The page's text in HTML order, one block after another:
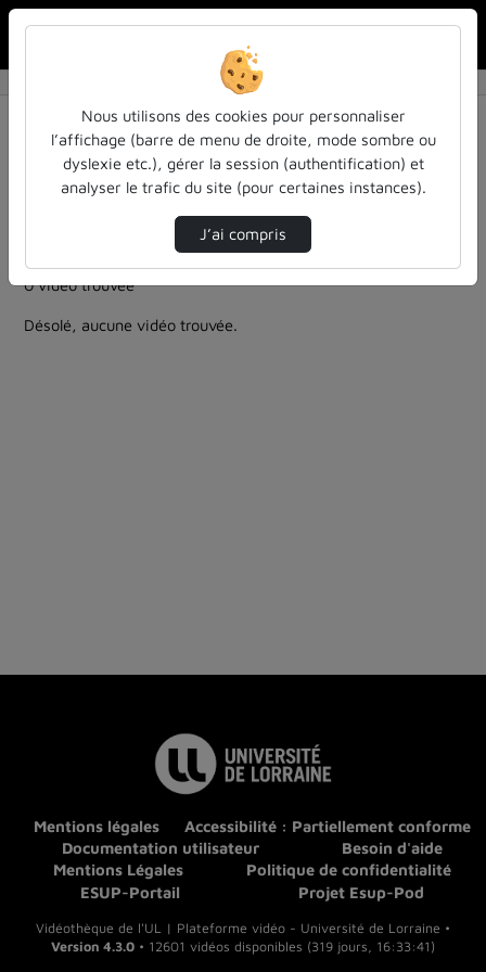
Résultats de la recherche
Filtres actifs (cliquer pour en retirer) :
culture-sciences-et-societe
bibliotheques-universitaires
teasers
bibliotheques-universitaires
0 vidéo trouvée
Désolé, aucune vidéo trouvée.
Mentions légales
Accessibilité : Partiellement conforme
Documentation utilisateur
Besoin d'aide
Mentions Légales
Politique de confidentialité
ESUP-Portail
Projet Esup-Pod
Vidéothèque de l'UL | Plateforme vidéo - Université de Lorraine •
Version 4.3.0 • 12601 vidéos disponibles (319 jours, 16:33:41)
Nous utilisons des cookies pour personnaliser
l’affichage (barre de menu de droite, mode sombre ou
dyslexie etc.), gérer la session (authentification) et
analyser le trafic du site (pour certaines instances).
J’ai compris